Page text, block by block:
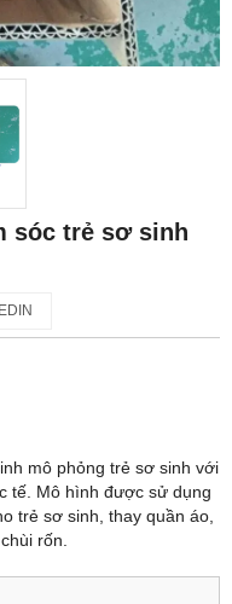
sóc trẻ sơ sinh
mô phỏng trẻ sơ sinh với
tế. Mô hình được sử dụng
trẻ sơ sinh, thay quần áo,
rốn.